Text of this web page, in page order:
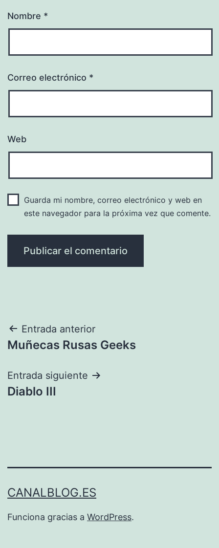
Nombre *
Correo electrónico *
Web
Guarda mi nombre, correo electrónico y web en
este navegador para la próxima vez que comente.
Navegación
de
entradas
Entrada anterior
Muñecas Rusas Geeks
Entrada siguiente
Diablo III
CANALBLOG.ES
Funciona gracias a WordPress.